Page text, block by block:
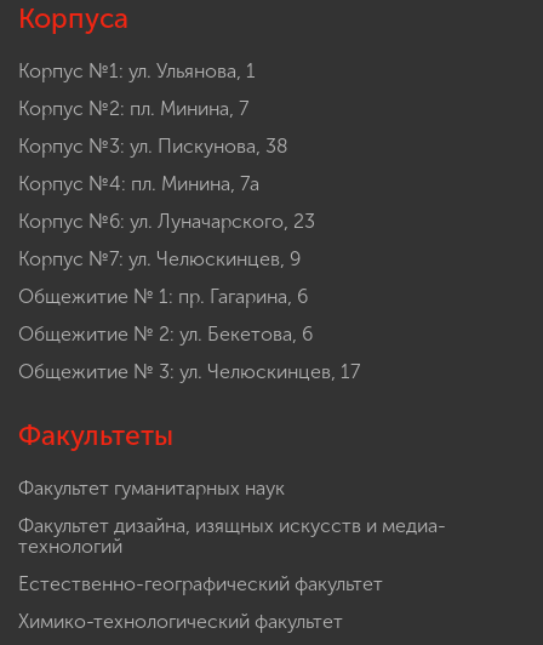
Корпуса
Корпус №1: ул. Ульянова, 1
Корпус №2: пл. Минина, 7
Корпус №3: ул. Пискунова, 38
Корпус №4: пл. Минина, 7а
Корпус №6: ул. Луначарского, 23
Корпус №7: ул. Челюскинцев, 9
Общежитие № 1: пр. Гагарина, 6
Общежитие № 2: ул. Бекетова, 6
Общежитие № 3: ул. Челюскинцев, 17
Факультеты
Факультет гуманитарных наук
Факультет дизайна, изящных искусств и медиа-
технологий
Естественно-географический факультет
Химико-технологический факультет